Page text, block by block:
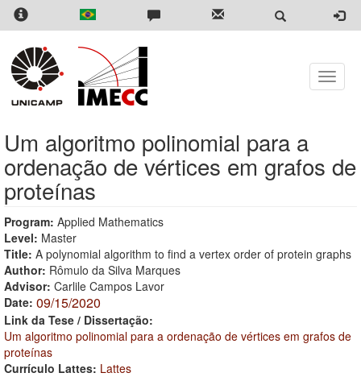
Skip
content
Toggle
Um algoritmo polinomial para a
ordenação de vértices em grafos de
proteínas
Program: Applied Mathematics
Level: Master
Title: A polynomial algorithm to find a vertex order of protein graphs
Author: Rômulo da Silva Marques
Advisor: Carlile Campos Lavor
Date: 09/15/2020
Link da Tese / Dissertação:
Um algoritmo polinomial para a ordenação de vértices em grafos de
proteínas
Currículo Lattes: Lattes